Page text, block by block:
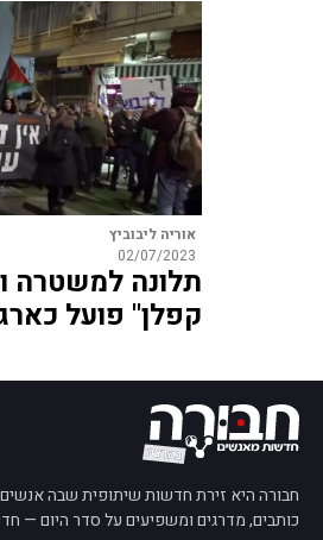
אוריה ליבוביץ
02/07/2023
תלונה למשטרה
קפלן" פועל
חבורה היא זירת חדשות שיתופית שבה אנשים
כותבים, מדרגים ומשפיעים על סדר היום —